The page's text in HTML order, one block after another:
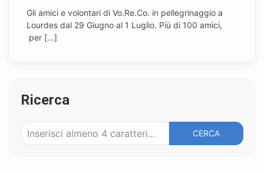
Gli amici e volontari di Vo.Re.Co. in pellegrinaggio a
Lourdes dal 29 Giugno al 1 Luglio. Più di 100 amici,
per [...]
Ricerca
CERCA